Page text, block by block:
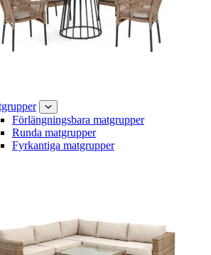
Förlängningsbara matgrupper
Runda matgrupper
Fyrkantiga matgrupper